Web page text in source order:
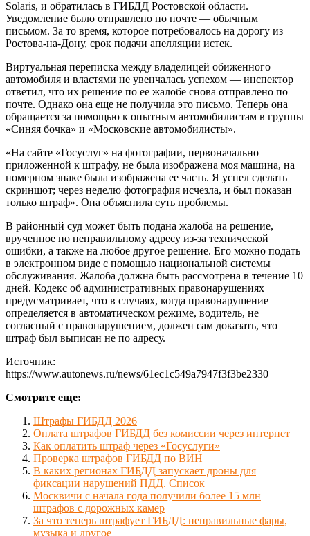
Solaris, и обратилась в ГИБДД Ростовской области.
Уведомление было отправлено по почте — обычным
письмом. За то время, которое потребовалось на дорогу из
Ростова-на-Дону, срок подачи апелляции истек.
Виртуальная переписка между владелицей обиженного
автомобиля и властями не увенчалась успехом — инспектор
ответил, что их решение по ее жалобе снова отправлено по
почте. Однако она еще не получила это письмо. Теперь она
обращается за помощью к опытным автомобилистам в группы
«Синяя бочка» и «Московские автомобилисты».
«На сайте «Госуслуг» на фотографии, первоначально
приложенной к штрафу, не была изображена моя машина, на
номерном знаке была изображена ее часть. Я успел сделать
скриншот; через неделю фотография исчезла, и был показан
только штраф». Она объяснила суть проблемы.
В районный суд может быть подана жалоба на решение,
врученное по неправильному адресу из-за технической
ошибки, а также на любое другое решение. Его можно подать
в электронном виде с помощью национальной системы
обслуживания. Жалоба должна быть рассмотрена в течение 10
дней. Кодекс об административных правонарушениях
предусматривает, что в случаях, когда правонарушение
определяется в автоматическом режиме, водитель, не
согласный с правонарушением, должен сам доказать, что
штраф был выписан не по адресу.
Источник:
https://www.autonews.ru/news/61ec1c549a7947f3f3be2330
Смотрите еще:
Штрафы ГИБДД 2026
Оплата штрафов ГИБДД без комиссии через интернет
Как оплатить штраф через «Госуслуги»
Проверка штрафов ГИБДД по ВИН
В каких регионах ГИБДД запускает дроны для
фиксации нарушений ПДД. Список
Москвичи с начала года получили более 15 млн
штрафов с дорожных камер
За что теперь штрафует ГИБДД: неправильные фары,
музыка и другое